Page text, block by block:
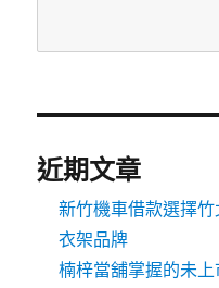
近期文章
新竹機車借款選擇
衣架品牌
楠梓當舖掌握的未